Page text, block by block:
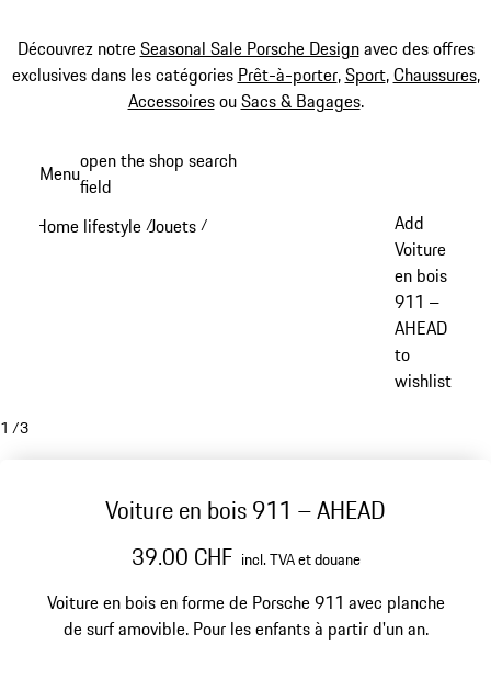
Découvrez notreSeasonal Sale Porsche Designavec des offres
exclusives dans les catégories Prêt-à-porter,Sport,Chaussures,
AccessoiresouSacs & Bagages.
principal
Menuopen the shop search
field
Home lifestyle /Jouets /
Add
Voiture
en bois
911 –
AHEAD
to
wishlist
1 /3
Voiture en bois 911 – AHEAD
39.00 CHF incl. TVA et douane
Voiture en bois en forme de Porsche 911 avec planche
de surf amovible. Pour les enfants à partir d'un an.